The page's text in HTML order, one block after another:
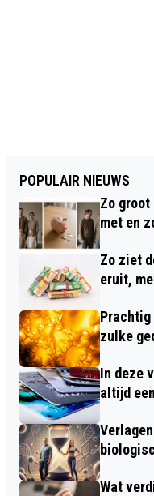
POPULAIR NIEUWS
Zo
met en
Zo ziet
eruit,
zulke
In deze
altijd
Wat